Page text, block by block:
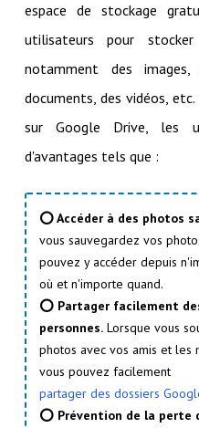
espace de stockage
utilisateurs pour
notamment des
documents, des vidéos,
sur Google Drive, les
d'avantages tels que :
⭕ Accéder à des photos
vous sauvegardez vos
pouvez y accéder depuis
où et n'importe quand.
⭕ Partager facilement
personnes.Lorsque vous
photos avec vos amis et
vous pouvez facilement
partager des dossiers
⭕ Prévention de la perte